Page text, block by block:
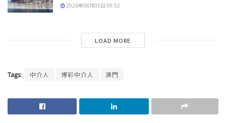
2026年08月05日 09:52
LOAD MORE
Tags: 中介人 博彩中介人 澳門